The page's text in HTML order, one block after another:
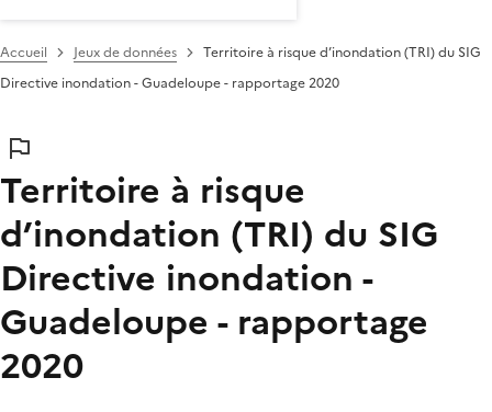
Accueil Jeux de données
Territoire à risque d’inondation (TRI) du SIG
Directive inondation - Guadeloupe - rapportage 2020
Territoire à risque
d’inondation (TRI) du SIG
Directive inondation -
Guadeloupe - rapportage
2020